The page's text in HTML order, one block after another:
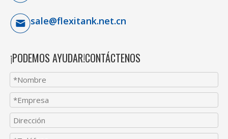
sale@flexitank.net.cn
¡PODEMOS AYUDAR!CONTÁCTENOS